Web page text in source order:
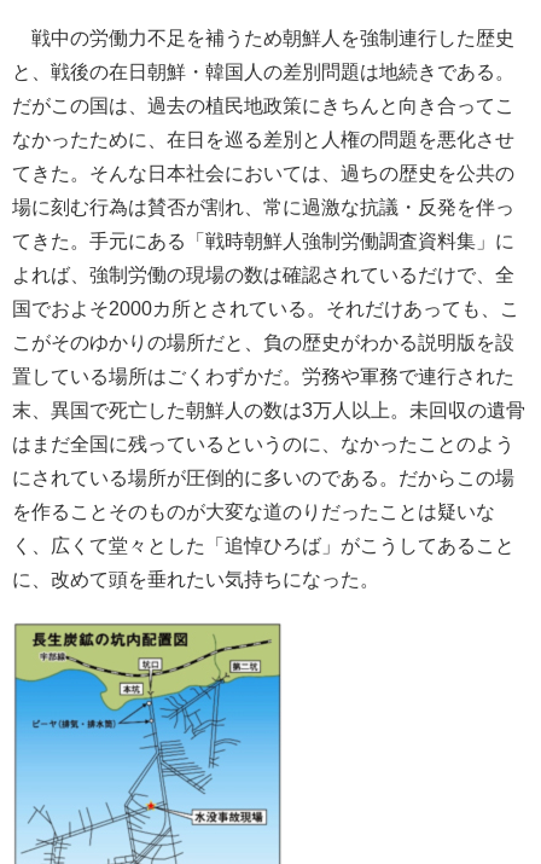
戦中の労働力不足を補うため朝鮮人を強制連行した歴史
と、戦後の在日朝鮮・韓国人の差別問題は地続きである。
だがこの国は、過去の植民地政策にきちんと向き合ってこ
なかったために、在日を巡る差別と人権の問題を悪化させ
てきた。そんな日本社会においては、過ちの歴史を公共の
場に刻む行為は賛否が割れ、常に過激な抗議・反発を伴っ
てきた。手元にある「戦時朝鮮人強制労働調査資料集」に
よれば、強制労働の現場の数は確認されているだけで、全
国でおよそ2000カ所とされている。それだけあっても、こ
こがそのゆかりの場所だと、負の歴史がわかる説明版を設
置している場所はごくわずかだ。労務や軍務で連行された
末、異国で死亡した朝鮮人の数は3万人以上。未回収の遺骨
はまだ全国に残っているというのに、なかったことのよう
にされている場所が圧倒的に多いのである。だからこの場
を作ることそのものが大変な道のりだったことは疑いな
く、広くて堂々とした「追悼ひろば」がこうしてあること
に、改めて頭を垂れたい気持ちになった。